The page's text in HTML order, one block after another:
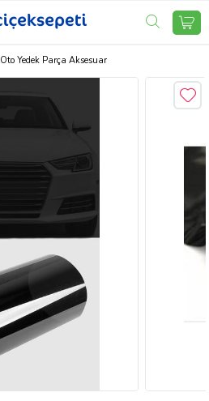
Oto Yedek Parça Aksesuar